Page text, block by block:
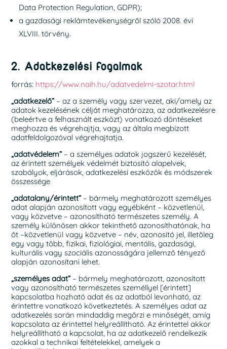
Data Protection Regulation, GDPR);
a gazdasági reklámtevékenységről szóló 2008. évi
XLVIII. törvény.
2. Adatkezelési fogalmak
forrás: https://www.naih.hu/adatvedelmi-szotar.html
„adatkezelő”– az a személy vagy szervezet, aki/amely az
adatok kezelésének célját meghatározza, az adatkezelésre
(beleértve a felhasznált eszközt) vonatkozó döntéseket
meghozza és végrehajtja, vagy az általa megbízott
adatfeldolgozóval végrehajtatja.
„adatvédelem”– a személyes adatok jogszerű kezelését,
az érintett személyek védelmét biztosító alapelvek,
szabályok, eljárások, adatkezelési eszközök és módszerek
összessége
„adatalany/érintett”– bármely meghatározott személyes
adat alapján azonosított vagy egyébként – közvetlenül,
vagy közvetve – azonosítható természetes személy. A
személy különösen akkor tekinthető azonosíthatónak, ha
őt –közvetlenül vagy közvetve – név, azonosító jel, illetőleg
egy vagy több, fizikai, fiziológiai, mentális, gazdasági,
kulturális vagy szociális azonosságára jellemző tényező
alapján azonosítani lehet.
„személyes adat”– bármely meghatározott, azonosított
vagy azonosítható természetes személlyel [érintett]
kapcsolatba hozható adat és az adatból levonható, az
érintettre vonatkozó következtetés. A személyes adat az
adatkezelés során mindaddig megőrzi e minőségét, amíg
kapcsolata az érintettel helyreállítható. Az érintettel akkor
helyreállítható a kapcsolat, ha az adatkezelő rendelkezik
azokkal a technikai feltételekkel, amelyek a